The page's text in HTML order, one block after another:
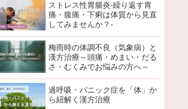
ストレス性胃腸炎-繰り返す胃
痛・腹痛・下痢は体質から見直
してみませんか？-
梅雨時の体調不良（気象病）と
漢方治療～頭痛・めまい・だる
さ・むくみでお悩みの方へ～
過呼吸・パニック症を「体」か
ら紐解く漢方治療